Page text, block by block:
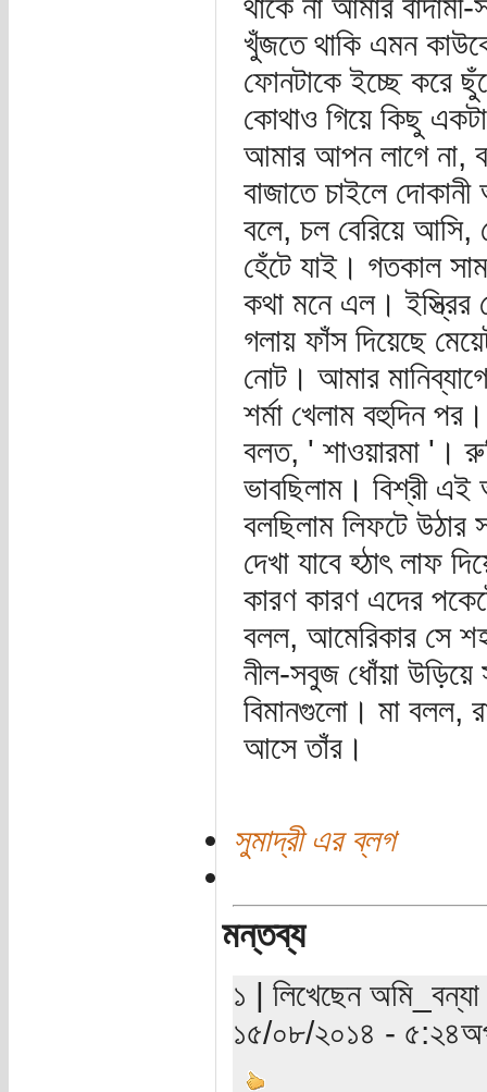
খুঁজতে থাকি এমন
ফোনটাকে ইচ্ছে করে
কোথাও গিয়ে কিছু
আমার আপন লাগে না,
বাজাতে চাইলে
বলে, চল বেরিয়ে আসি,
হেঁটে যাই। গতকাল
কথা মনে এল। ইস্ত্রির
গলায় ফাঁস দিয়েছে
নোট। আমার
শর্মা খেলাম বহুদিন
বলত, ' শাওয়ারমা '।
ভাবছিলাম। বিশ্রী
বলছিলাম লিফটে
দেখা যাবে হ্ঠাৎ লাফ
কারণ কারণ এদের
বলল, আমেরিকার সে
নীল-সবুজ ধোঁয়া উড়িয়ে
বিমানগুলো। মা বলল,
আসে তাঁর।
সুমাদ্রী এর ব্লগ
মন্তব্য
১ | লিখেছেন
১৫/০৮/২০১৪ -